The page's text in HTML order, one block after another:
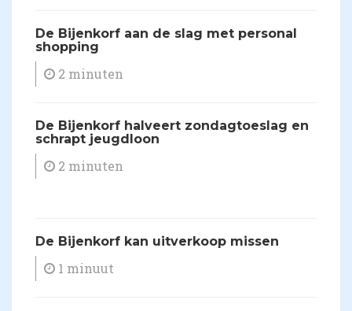
​De Bijenkorf aan de slag met personal
shopping
2 minuten
​De Bijenkorf halveert zondagtoeslag en
schrapt jeugdloon
2 minuten
​De Bijenkorf kan uitverkoop missen
1 minuut